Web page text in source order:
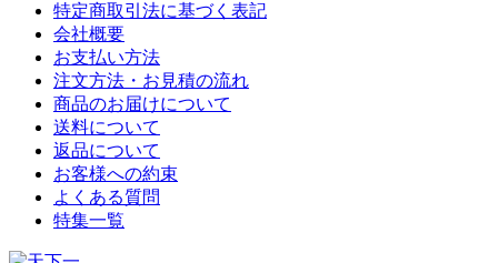
特定商取引法に基づく表記
会社概要
お支払い方法
注文方法・お見積の流れ
商品のお届けについて
送料について
返品について
お客様への約束
よくある質問
特集一覧